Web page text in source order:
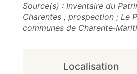
Source(s) : Inventaire du
Charentes ; prospection ; Le
communes de
Localisation